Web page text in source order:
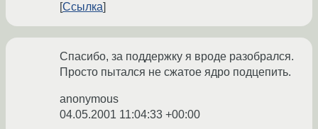
Ссылка
Спасибо, за поддержку я вроде разобрался.
Просто пытался не сжатое ядро подцепить.
anonymous
04.05.2001 11:04:33 +00:00